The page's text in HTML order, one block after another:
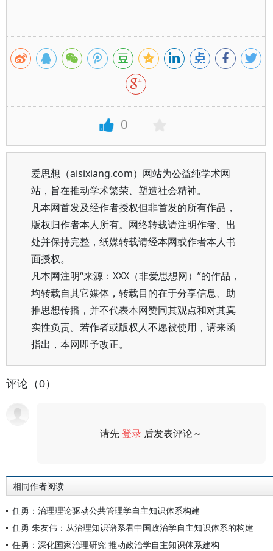
0
爱思想（aisixiang.com）网站为公益纯学术网
站，旨在推动学术繁荣、塑造社会精神。
凡本网首发及经作者授权但非首发的所有作品，
版权归作者本人所有。网络转载请注明作者、出
处并保持完整，纸媒转载请经本网或作者本人书
面授权。
凡本网注明“来源：XXX（非爱思想网）”的作品，
均转载自其它媒体，转载目的在于分享信息、助
推思想传播，并不代表本网赞同其观点和对其真
实性负责。若作者或版权人不愿被使用，请来函
指出，本网即予改正。
评论（0）
请先登录 后发表评论～
相同作者阅读
任勇：治理理论驱动公共管理学自主知识体系构建
任勇 朱友伟：从治理知识谱系看中国政治学自主知识体系的构建
任勇：深化国家治理研究 推动政治学自主知识体系建构